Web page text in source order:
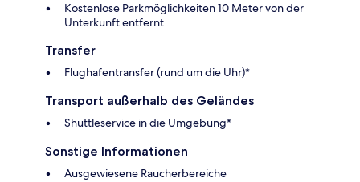
Kostenlose Parkmöglichkeiten 10 Meter von der
Unterkunft entfernt
Transfer
Flughafentransfer (rund um die Uhr)*
Transport außerhalb des Geländes
Shuttleservice in die Umgebung*
Sonstige Informationen
Ausgewiesene Raucherbereiche